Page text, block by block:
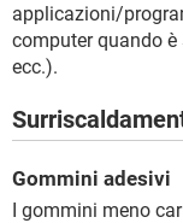
applicazioni/
computer quando
ecc.).
Gommini adesivi
I gommini meno